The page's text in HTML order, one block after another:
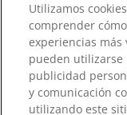
© 2026 Colgate-
Utilizamos
comprender
experiencias más
pueden utilizarse
publicidad
y comunicación
utilizando este